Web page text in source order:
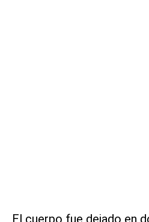
El cuerpo fue dejado en